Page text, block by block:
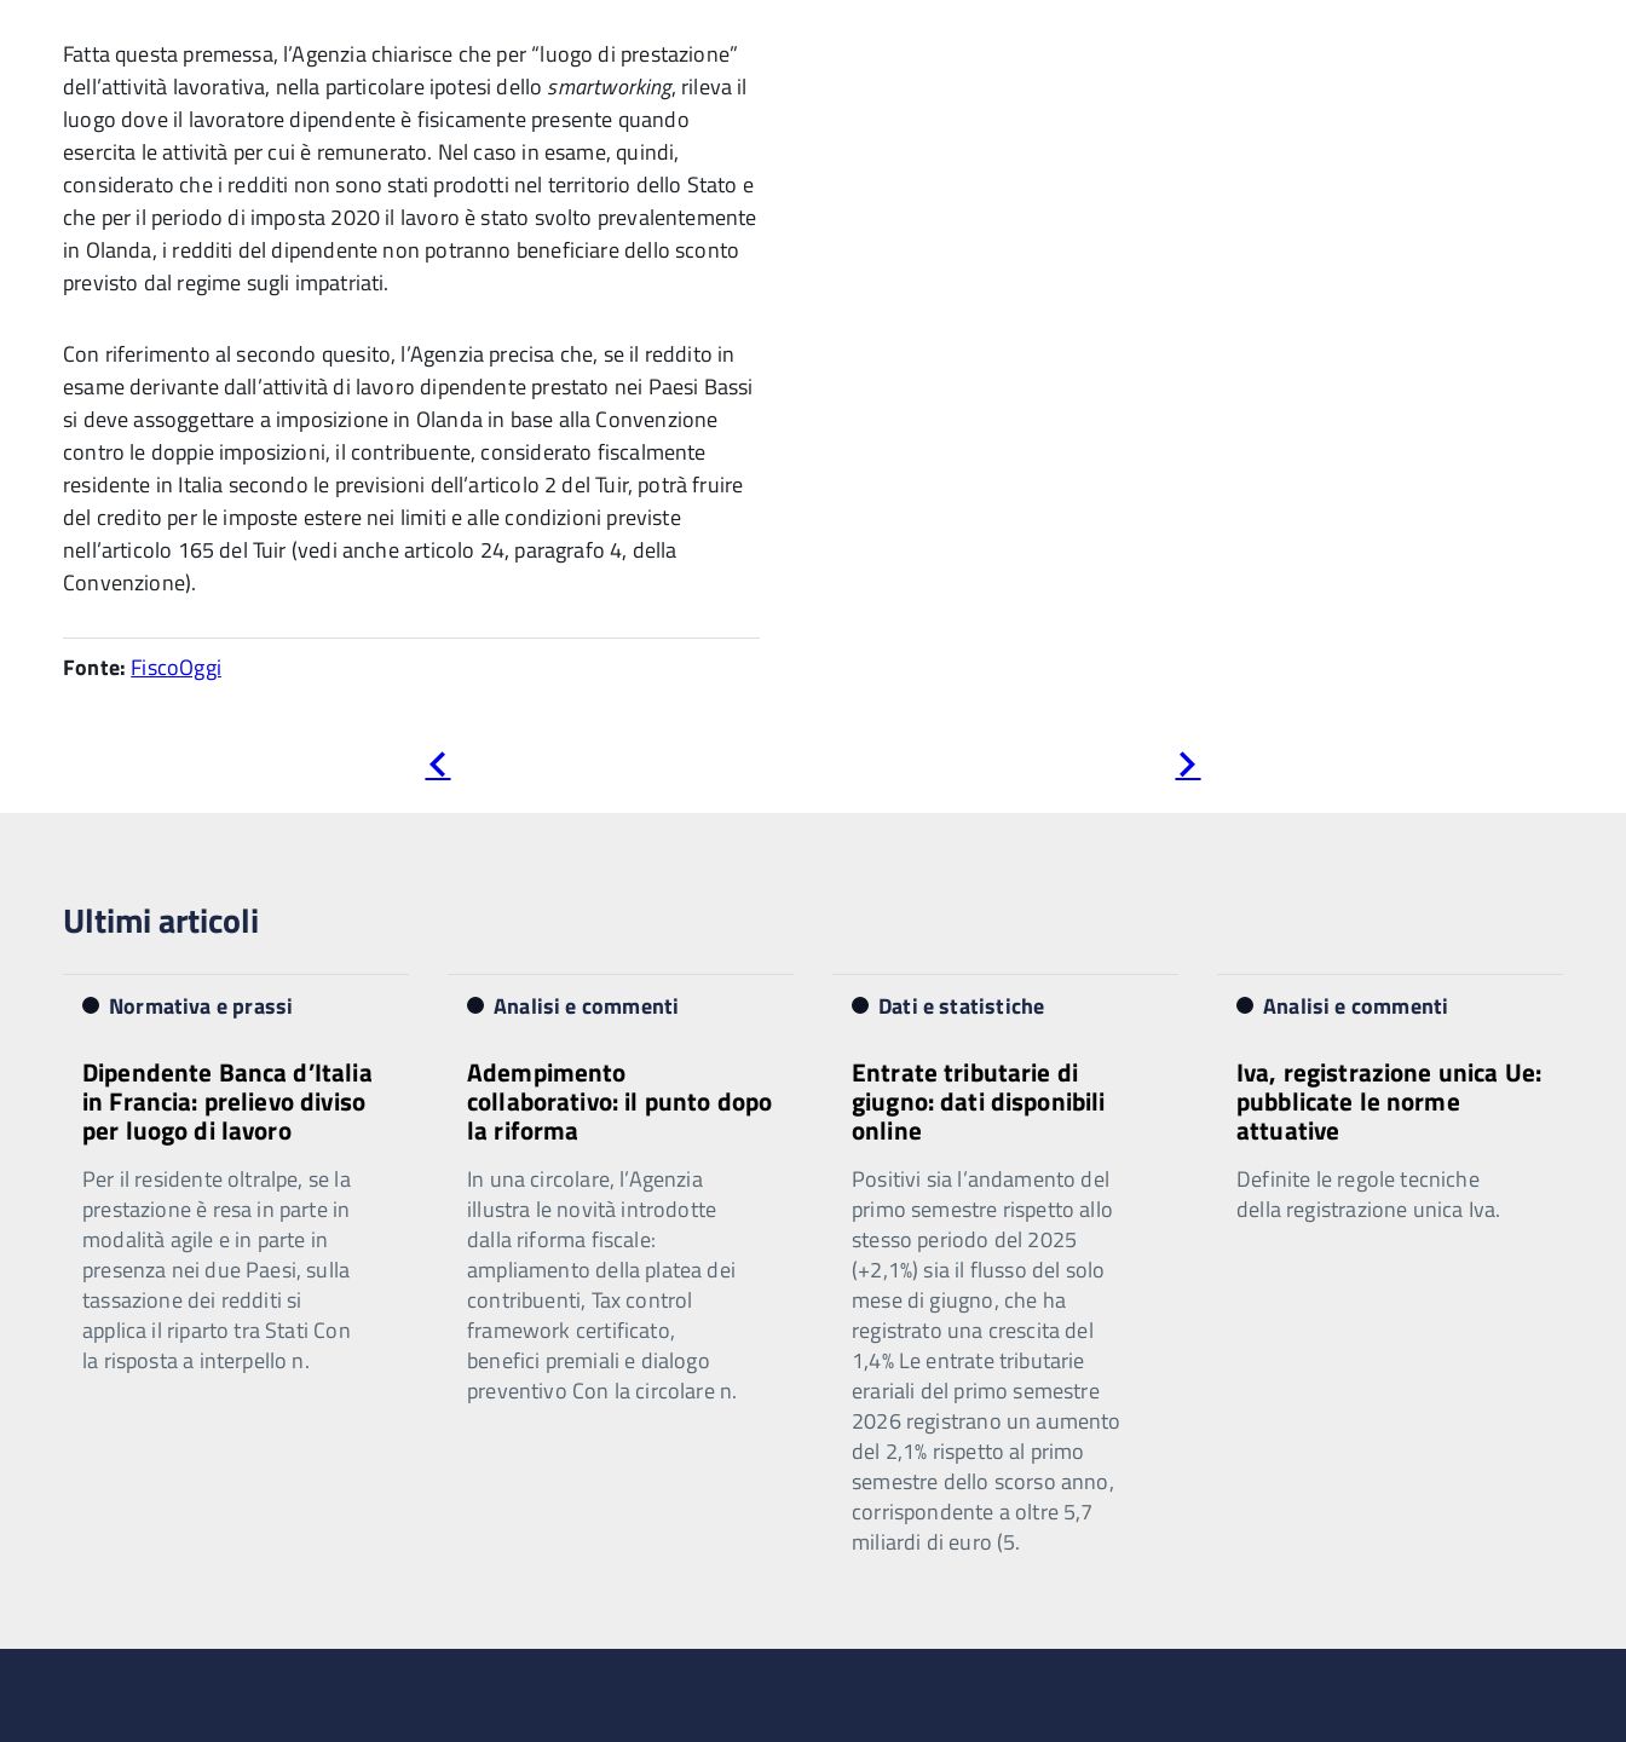
Fatta questa premessa, l’Agenzia chiarisce che per “luogo di prestazione”
dell’attività lavorativa, nella particolare ipotesi dello smartworking, rileva il
luogo dove il lavoratore dipendente è fisicamente presente quando
esercita le attività per cui è remunerato. Nel caso in esame, quindi,
considerato che i redditi non sono stati prodotti nel territorio dello Stato e
che per il periodo di imposta 2020 il lavoro è stato svolto prevalentemente
in Olanda, i redditi del dipendente non potranno beneficiare dello sconto
previsto dal regime sugli impatriati.
Con riferimento al secondo quesito, l’Agenzia precisa che, se il reddito in
esame derivante dall’attività di lavoro dipendente prestato nei Paesi Bassi
si deve assoggettare a imposizione in Olanda in base alla Convenzione
contro le doppie imposizioni, il contribuente, considerato fiscalmente
residente in Italia secondo le previsioni dell’articolo 2 del Tuir, potrà fruire
del credito per le imposte estere nei limiti e alle condizioni previste
nell’articolo 165 del Tuir (vedi anche articolo 24, paragrafo 4, della
Convenzione).
Fonte: FiscoOggi
precedente successiva
Ultimi articoli
Normativa e prassi
Dipendente Banca d’Italia
in Francia: prelievo diviso
per luogo di lavoro
Per il residente oltralpe, se la
prestazione è resa in parte in
modalità agile e in parte in
presenza nei due Paesi, sulla
tassazione dei redditi si
applica il riparto tra Stati Con
la risposta a interpello n.
Analisi e commenti
Adempimento
collaborativo: il punto dopo
la riforma
In una circolare, l’Agenzia
illustra le novità introdotte
dalla riforma fiscale:
ampliamento della platea dei
contribuenti, Tax control
framework certificato,
benefici premiali e dialogo
preventivo Con la circolare n.
Dati e statistiche
Entrate tributarie di
giugno: dati disponibili
online
Positivi sia l’andamento del
primo semestre rispetto allo
stesso periodo del 2025
(+2,1%) sia il flusso del solo
mese di giugno, che ha
registrato una crescita del
1,4% Le entrate tributarie
erariali del primo semestre
2026 registrano un aumento
del 2,1% rispetto al primo
semestre dello scorso anno,
corrispondente a oltre 5,7
miliardi di euro (5.
Analisi e commenti
Iva, registrazione unica Ue:
pubblicate le norme
attuative
Definite le regole tecniche
della registrazione unica Iva.